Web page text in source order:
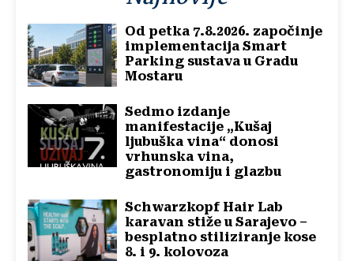
Od petka 7.8.2026. započinje
implementacija Smart
Parking sustava u Gradu
Mostaru
Sedmo izdanje
manifestacije „Kušaj
ljubuška vina“ donosi
vrhunska vina,
gastronomiju i glazbu
Schwarzkopf Hair Lab
karavan stiže u Sarajevo –
besplatno stiliziranje kose
8. i 9. kolovoza